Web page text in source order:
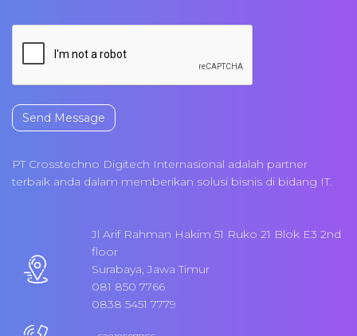
Send Message
PT Crosstechno Digitech Internasional adalah partner
terbaik anda dalam memberikan solusi bisnis di bidang IT.
Jl Arif Rahman Hakim 51 Ruko 21 Blok E3 2nd
floor
Surabaya, Jawa Timur
081 850 7766
0838 5451 7779